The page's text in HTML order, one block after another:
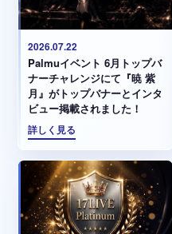
2026.07.22
Palmuイベント 6月トップバ
ナーチャレンジにて『暁 紫
月』がトップバナーとインタ
ビュー掲載されました！
詳しく見る